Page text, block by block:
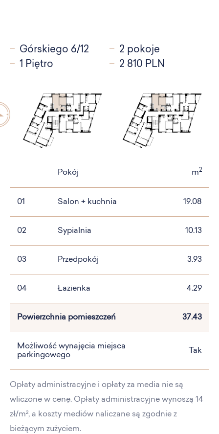
Górskiego 6/12
2 pokoje
1 Piętro
2 810 PLN
Pokój m2
01 Salon + kuchnia 19.08
02 Sypialnia 10.13
03 Przedpokój 3.93
04 Łazienka 4.29
Powierzchnia pomieszczeń 37.43
Możliwość wynajęcia miejsca
parkingowego
Tak
Opłaty administracyjne i opłaty za media nie są
wliczone w cenę. Opłaty administracyjne wynoszą 14
zł/m², a koszty mediów naliczane są zgodnie z
bieżącym zużyciem.